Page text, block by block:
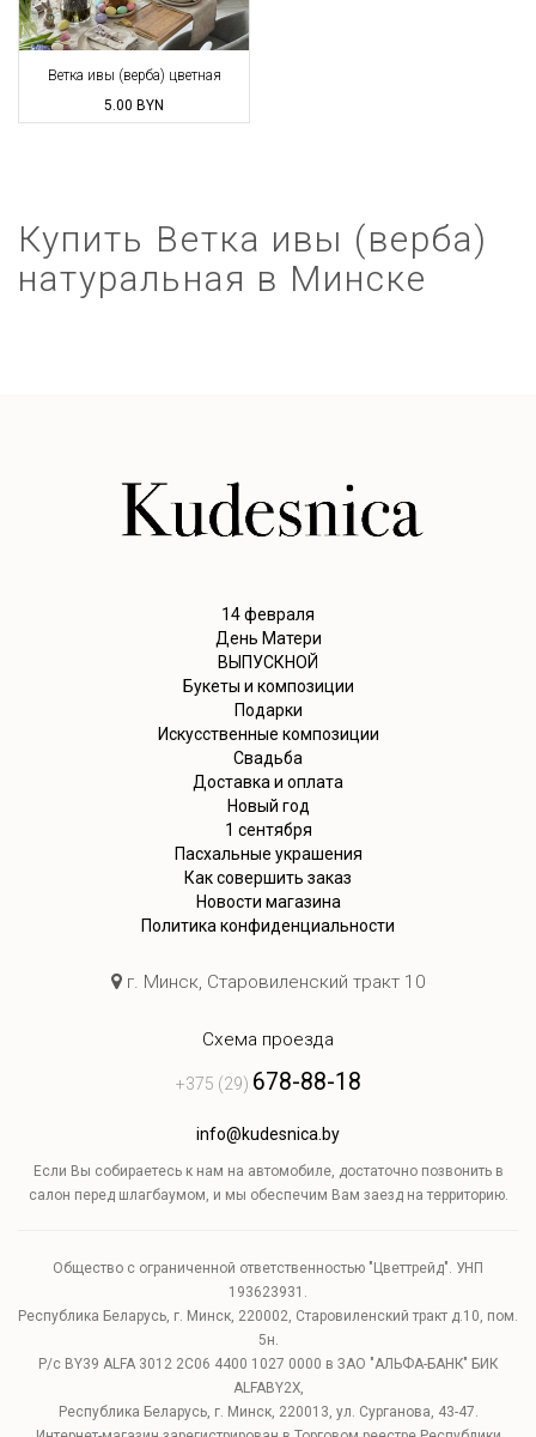
Ветка ивы (верба) цветная
5.00 BYN
Купить Ветка ивы (верба)
натуральная в Минске
14 февраля
День Матери
ВЫПУСКНОЙ
Букеты и композиции
Подарки
Искусственные композиции
Свадьба
Доставка и оплата
Новый год
1 сентября
Пасхальные украшения
Как совершить заказ
Новости магазина
Политика конфиденциальности
г. Минск, Старовиленский тракт 10
Схема проезда
+375 (29) 678-88-18
info@kudesnica.by
Если Вы собираетесь к нам на автомобиле, достаточно позвонить в
салон перед шлагбаумом, и мы обеспечим Вам заезд на территорию.
Общество с ограниченной ответственностью "Цветтрейд". УНП
193623931.
Республика Беларусь, г. Минск, 220002, Старовиленский тракт д.10, пом.
5н.
Р/с BY39 ALFA 3012 2C06 4400 1027 0000 в ЗАО "АЛЬФА-БАНК" БИК
ALFABY2X,
Республика Беларусь, г. Минск, 220013, ул. Сурганова, 43-47.